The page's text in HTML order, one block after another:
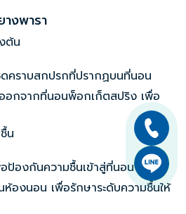
งพารา
ต้น
ดคราบสกปรกที่ปรากฏบนที่นอน
อกจากที่นอนพ็อกเก็ตสปริง เพื่อ
น
ป้องกันความชื้นเข้าสู่ที่นอน
ห้องนอน เพื่อรักษาระดับความชื้นให้